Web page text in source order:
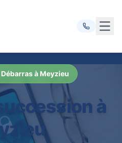
à Meyzieu
à